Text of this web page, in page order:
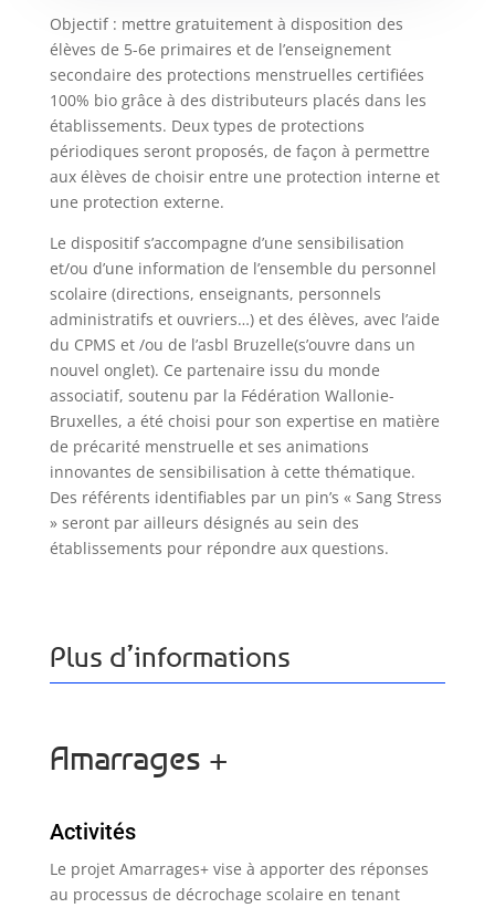
Objectif : mettre gratuitement à disposition des
élèves de 5-6e primaires et de l’enseignement
secondaire des protections menstruelles certifiées
100% bio grâce à des distributeurs placés dans les
établissements. Deux types de protections
périodiques seront proposés, de façon à permettre
aux élèves de choisir entre une protection interne et
une protection externe.
Le dispositif s’accompagne d’une sensibilisation
et/ou d’une information de l’ensemble du personnel
scolaire (directions, enseignants, personnels
administratifs et ouvriers…) et des élèves, avec l’aide
du CPMS et /ou de l’asbl Bruzelle(s’ouvre dans un
nouvel onglet). Ce partenaire issu du monde
associatif, soutenu par la Fédération Wallonie-
Bruxelles, a été choisi pour son expertise en matière
de précarité menstruelle et ses animations
innovantes de sensibilisation à cette thématique.
Des référents identifiables par un pin’s « Sang Stress
» seront par ailleurs désignés au sein des
établissements pour répondre aux questions.
Plus d’informations
Amarrages +
Activités
Le projet Amarrages+ vise à apporter des réponses
au processus de décrochage scolaire en tenant